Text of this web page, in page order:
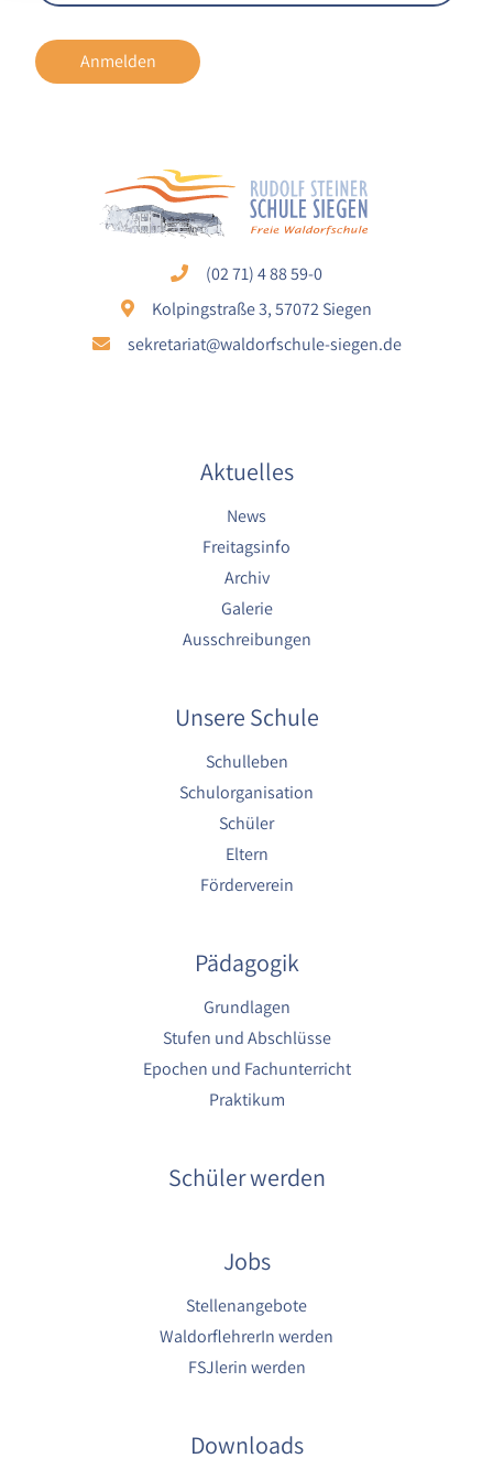
Anmelden
(02 71) 4 88 59-0
Kolpingstraße 3, 57072 Siegen
sekretariat@waldorfschule-siegen.de
Aktuelles
News
Freitagsinfo
Archiv
Galerie
Ausschreibungen
Unsere Schule
Schulleben
Schulorganisation
Schüler
Eltern
Förderverein
Pädagogik
Grundlagen
Stufen und Abschlüsse
Epochen und Fachunterricht
Praktikum
Schüler werden
Jobs
Stellenangebote
WaldorflehrerIn werden
FSJlerin werden
Downloads
1 Jahr
können, werden von diesen externen Medien
Cookies gesetzt.
Nextcloud Kalender
Name:
YouTube dienen der Erfassung von
Benutzerinteraktionen mit eingebetteten
Videos sowie der Bereitstellung von
Analysen zur Verbesserung der Videoqualität
und Benutzererfahrung.